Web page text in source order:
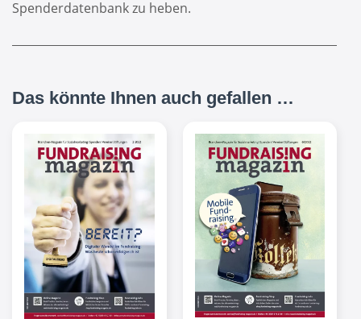
Spenderdatenbank zu heben.
Das könnte Ihnen auch gefallen …